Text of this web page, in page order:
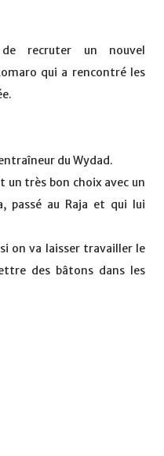
recruter un nouvel
qui a rencontré les
du Wydad.
un très bon choix avec un
passé au Raja et qui lui
on va laisser travailler le
des bâtons dans les